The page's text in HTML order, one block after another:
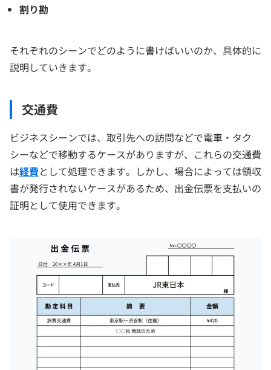
割り勘
それぞれのシーンでどのように書けばいいのか、具体的に
説明していきます。
交通費
ビジネスシーンでは、取引先への訪問などで電車・タク
シーなどで移動するケースがありますが、これらの交通費
は経費として処理できます。しかし、場合によっては領収
書が発行されないケースがあるため、出金伝票を支払いの
証明として使用できます。